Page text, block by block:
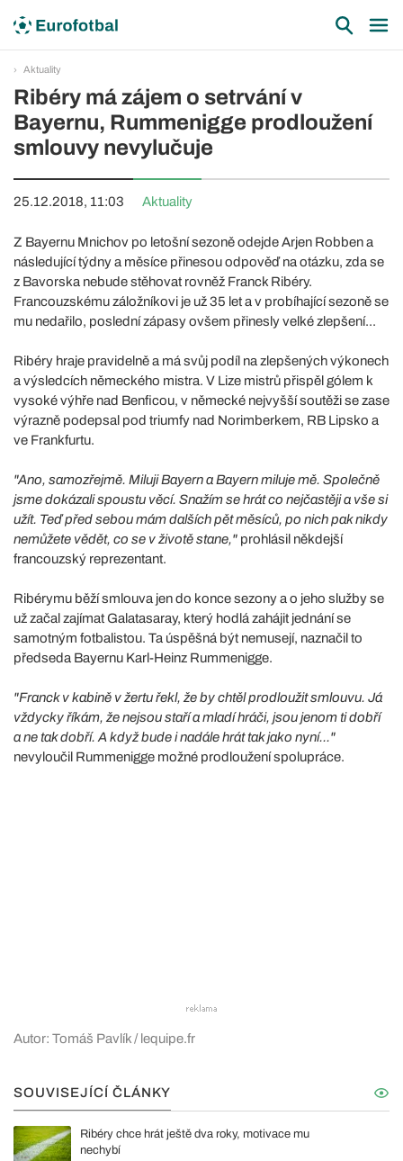
Aktuality
Ribéry má zájem o setrvání v
Bayernu, Rummenigge prodloužení
smlouvy nevylučuje
25.12.2018, 11:03 Aktuality
Z Bayernu Mnichov po letošní sezoně odejde Arjen Robben a
následující týdny a měsíce přinesou odpověď na otázku, zda se
z Bavorska nebude stěhovat rovněž Franck Ribéry.
Francouzskému záložníkovi je už 35 let a v probíhající sezoně se
mu nedařilo, poslední zápasy ovšem přinesly velké zlepšení...
Ribéry hraje pravidelně a má svůj podíl na zlepšených výkonech
a výsledcích německého mistra. V Lize mistrů přispěl gólem k
vysoké výhře nad Benficou, v německé nejvyšší soutěži se zase
výrazně podepsal pod triumfy nad Norimberkem, RB Lipsko a
ve Frankfurtu.
"Ano, samozřejmě. Miluji Bayern a Bayern miluje mě. Společně
jsme dokázali spoustu věcí. Snažím se hrát co nejčastěji a vše si
užít. Teď před sebou mám dalších pět měsíců, po nich pak nikdy
nemůžete vědět, co se v životě stane," prohlásil někdejší
francouzský reprezentant.
Ribérymu běží smlouva jen do konce sezony a o jeho služby se
už začal zajímat Galatasaray, který hodlá zahájit jednání se
samotným fotbalistou. Ta úspěšná být nemusejí, naznačil to
předseda Bayernu Karl-Heinz Rummenigge.
"Franck v kabině v žertu řekl, že by chtěl prodloužit smlouvu. Já
vždycky říkám, že nejsou staří a mladí hráči, jsou jenom ti dobří
a ne tak dobří. A když bude i nadále hrát tak jako nyní..."
nevyloučil Rummenigge možné prodloužení spolupráce.
Autor: Tomáš Pavlík / lequipe.fr
SOUVISEJÍCÍ ČLÁNKY
Ribéry chce hrát ještě dva roky, motivace mu
nechybí